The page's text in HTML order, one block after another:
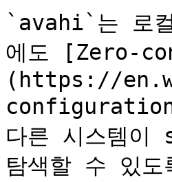
`avahi`는 로
에도 [Zero-
(https://
다른 시스템
탐색할 수 있도